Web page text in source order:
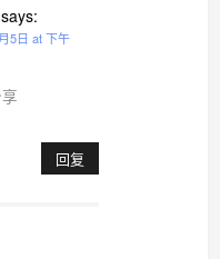
says:
5日 at 下午
回复